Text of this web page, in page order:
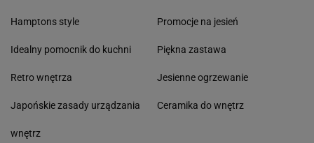
Hamptons style
Idealny pomocnik do kuchni
Retro wnętrza
Japońskie zasady urządzania
wnętrz
Promocje na jesień
Piękna zastawa
Jesienne ogrzewanie
Ceramika do wnętrz